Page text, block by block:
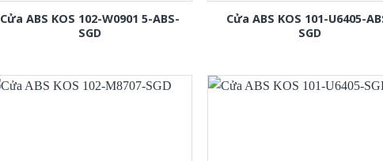
Cửa ABS KOS 102-W0901 5-ABS-
SGD
Cửa ABS KOS 101-U6405-
SGD